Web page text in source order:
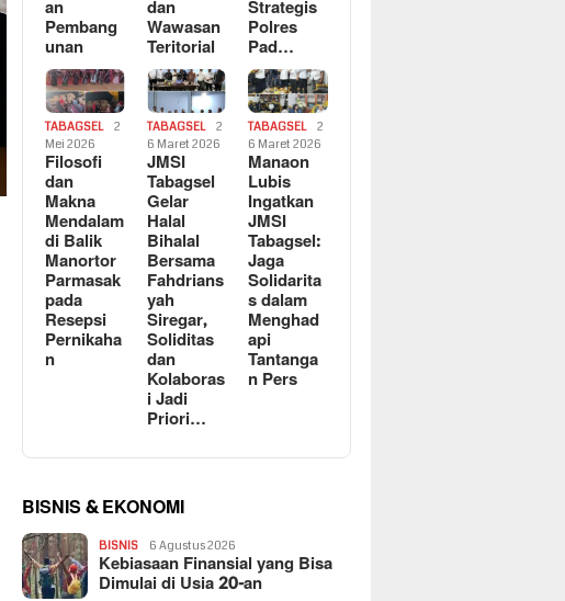
an
Pembang
unan
dan
Wawasan
Teritorial
Strategis
Polres
Pad…
TABAGSEL
2
Mei 2026
Filosofi
dan
Makna
Mendalam
di Balik
Manortor
Parmasak
pada
Resepsi
Pernikaha
n
TABAGSEL
2
6 Maret 2026
JMSI
Tabagsel
Gelar
Halal
Bihalal
Bersama
Fahdrians
yah
Siregar,
Soliditas
dan
Kolaboras
i Jadi
Priori…
TABAGSEL
2
6 Maret 2026
Manaon
Lubis
Ingatkan
JMSI
Tabagsel:
Jaga
Solidarita
s dalam
Menghad
api
Tantanga
n Pers
BISNIS & EKONOMI
BISNIS 6 Agustus 2026
Kebiasaan Finansial yang Bisa
Dimulai di Usia 20-an